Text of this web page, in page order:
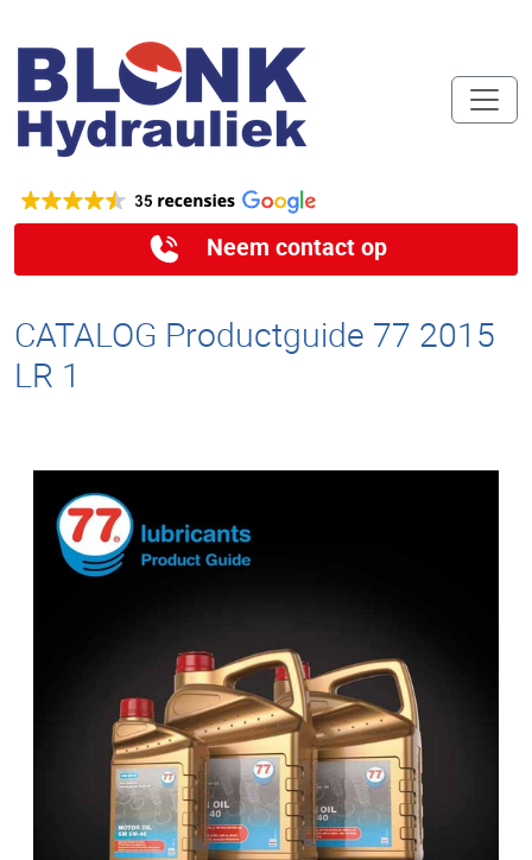
Neem contact op
CATALOG Productguide 77 2015
LR 1